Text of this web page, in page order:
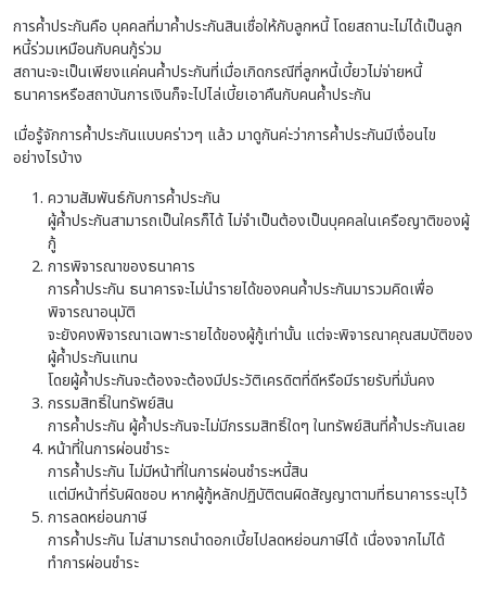
การค้ำประกันคือ บุคคลที่มาค้ำประกันสินเชื่อให้กับลูกหนี้ โดยสถานะไม่ได้เป็นลูก
หนี้ร่วมเหมือนกับคนกู้ร่วม
สถานะจะเป็นเพียงแค่คนค้ำประกันที่เมื่อเกิดกรณีที่ลูกหนี้เบี้ยวไม่จ่ายหนี้
ธนาคารหรือสถาบันการเงินก็จะไปไล่เบี้ยเอาคืนกับคนค้ำประกัน
เมื่อรู้จักการค้ำประกันแบบคร่าวๆ แล้ว มาดูกันค่ะว่าการค้ำประกันมีเงื่อนไข
อย่างไรบ้าง
ความสัมพันธ์กับการค้ำประกัน
ผู้ค้ำประกันสามารถเป็นใครก็ได้ ไม่จำเป็นต้องเป็นบุคคลในเครือญาติของผู้
กู้
การพิจารณาของธนาคาร
การค้ำประกัน ธนาคารจะไม่นำรายได้ของคนค้ำประกันมารวมคิดเพื่อ
พิจารณาอนุมัติ
จะยังคงพิจารณาเฉพาะรายได้ของผู้กู้เท่านั้น แต่จะพิจารณาคุณสมบัติของ
ผู้ค้ำประกันแทน
โดยผู้ค้ำประกันจะต้องจะต้องมีประวัติเครดิตที่ดีหรือมีรายรับที่มั่นคง
กรรมสิทธิ์ในทรัพย์สิน
การค้ำประกัน ผู้ค้ำประกันจะไม่มีกรรมสิทธิ์ใดๆ ในทรัพย์สินที่ค้ำประกันเลย
หน้าที่ในการผ่อนชำระ
การค้ำประกัน ไม่มีหน้าที่ในการผ่อนชำระหนี้สิน
แต่มีหน้าที่รับผิดชอบ หากผู้กู้หลักปฏิบัติตนผิดสัญญาตามที่ธนาคารระบุไว้
การลดหย่อนภาษี
การค้ำประกัน ไม่สามารถนำดอกเบี้ยไปลดหย่อนภาษีได้ เนื่องจากไม่ได้
ทำการผ่อนชำระ